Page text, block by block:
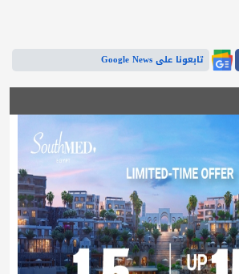
تابعونا على Google News